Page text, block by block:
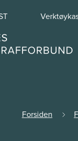
Forsiden